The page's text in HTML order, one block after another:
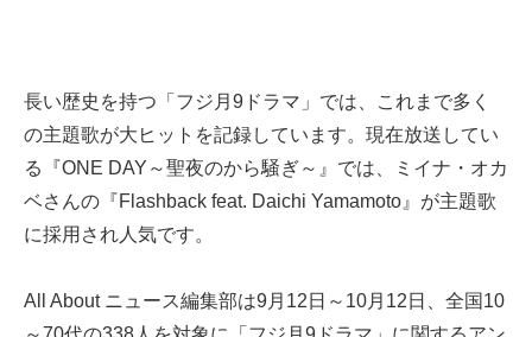
長い歴史を持つ「フジ月9ドラマ」では、これまで多く
の主題歌が大ヒットを記録しています。現在放送してい
る『ONE DAY～聖夜のから騒ぎ～』では、ミイナ・オカ
ベさんの『Flashback feat. Daichi Yamamoto』が主題歌
に採用され人気です。
All About ニュース編集部は9月12日～10月12日、全国10